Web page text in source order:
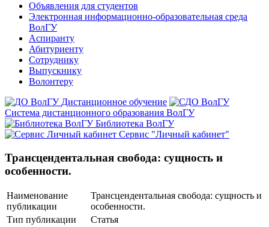
Объявления для студентов
Электронная информационно-образовательная среда
ВолГУ
Аспиранту
Абитуриенту
Сотруднику
Выпускнику
Волонтеру
Дистанционное обучение
Система дистанционного образования ВолГУ
Библиотека ВолГУ
Сервис "Личный кабинет"
Трансцендентальная свобода: сущность и
особенности.
Наименование
публикации
Трансцендентальная свобода: сущность и
особенности.
Тип публикации
Статья